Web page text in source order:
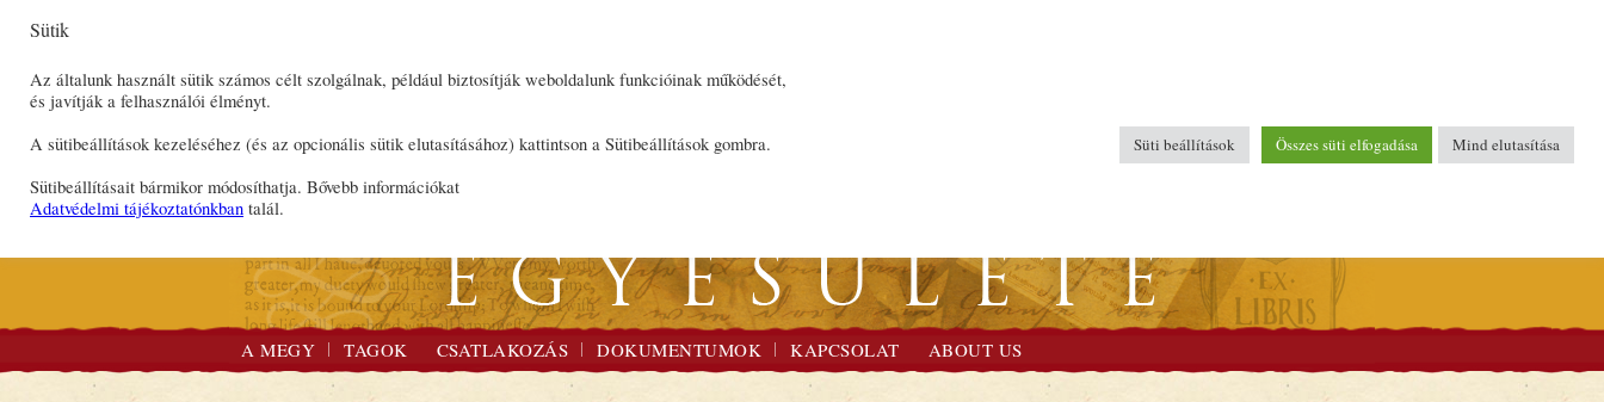
A MEGY TAGOK CSATLAKOZÁS DOKUMENTUMOK KAPCSOLAT ABOUT US
Sütik
Az általunk használt sütik számos célt szolgálnak, például biztosítják weboldalunk funkcióinak működését,
és javítják a felhasználói élményt.
A sütibeállítások kezeléséhez (és az opcionális sütik elutasításához) kattintson a Sütibeállítások gombra.
Sütibeállításait bármikor módosíthatja. Bővebb információkat
Adatvédelmi tájékoztatónkban talál.
Süti beállítások Összes süti elfogadása Mind elutasítása